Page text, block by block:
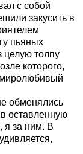
с собой
закусить в
пьяных
целую толпу
которого,
обменялись
оставленную
я за ним. В